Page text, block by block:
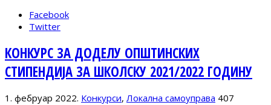
Facebook
Twitter
КОНКУРС ЗА ДОДЕЛУ ОПШТИНСКИХ
СТИПЕНДИЈА ЗА ШКОЛСКУ 2021/2022 ГОДИНУ
1. фебруар 2022. Конкурси, Локална самоуправа 407